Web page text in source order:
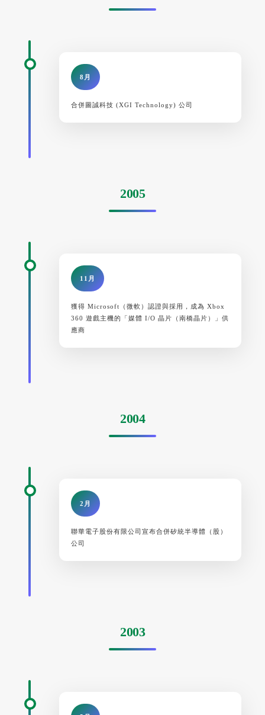
8月
合併圖誠科技 (XGI Technology) 公司
2005
11月
獲得 Microsoft（微軟）認證與採用，成為 Xbox
360 遊戲主機的「媒體 I/O 晶片（南橋晶片）」供
應商
2004
2月
聯華電子股份有限公司宣布合併矽統半導體（股）
公司
2003